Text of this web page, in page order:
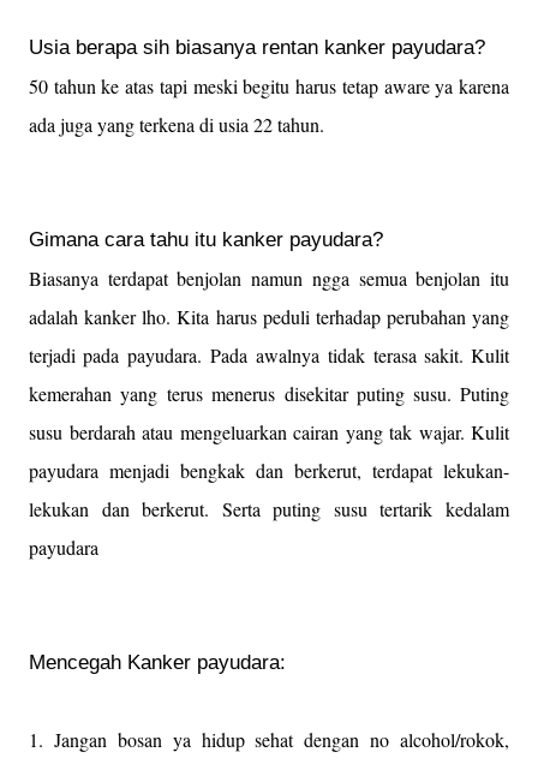
Usia berapa sih biasanya rentan kanker payudara?
50 tahun ke atas tapi meski begitu harus tetap aware ya karena
ada juga yang terkena di usia 22 tahun.
Gimana cara tahu itu kanker payudara?
Biasanya terdapat benjolan namun ngga semua benjolan itu
adalah kanker lho. Kita harus peduli terhadap perubahan yang
terjadi pada payudara. Pada awalnya tidak terasa sakit. Kulit
kemerahan yang terus menerus disekitar puting susu. Puting
susu berdarah atau mengeluarkan cairan yang tak wajar. Kulit
payudara menjadi bengkak dan berkerut, terdapat lekukan-
lekukan dan berkerut. Serta puting susu tertarik kedalam
payudara
Mencegah Kanker payudara:
1. Jangan bosan ya hidup sehat dengan no alcohol/rokok,